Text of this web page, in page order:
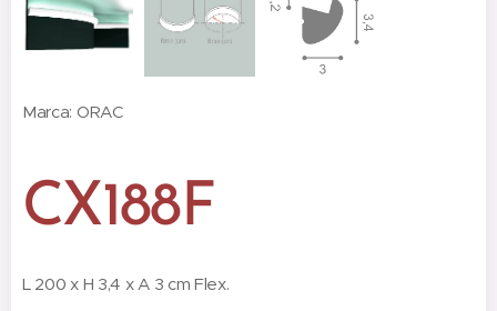
Marca: ORAC
CX188F
L 200 x H 3,4 x A 3 cm Flex.